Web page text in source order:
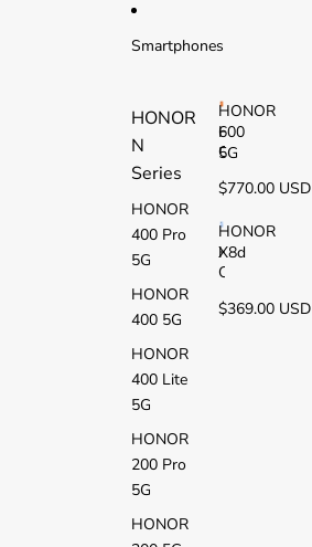
Smartphones
HONOR
N
Series
HONOR
400 Pro
5G
HONOR
400 5G
HONOR
400 Lite
5G
HONOR
200 Pro
5G
HONOR
HONOR
600
5G
H
O
O
6
0
0
G
$770.00 USD
HONOR
X8d
H
O
O
$369.00 USD